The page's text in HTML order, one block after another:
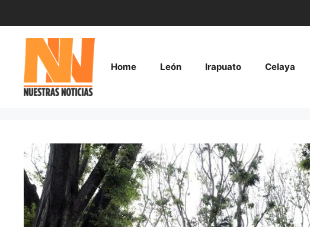
contenido
Home León Irapuato Celaya